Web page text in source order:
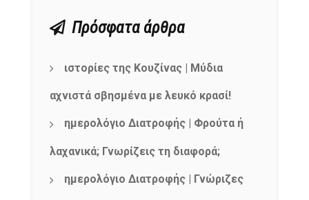
Πρόσφατα άρθρα
ιστορίες της Κουζίνας | Μύδια
αχνιστά σβησμένα με λευκό κρασί!
ημερολόγιο Διατροφής | Φρούτα ή
λαχανικά; Γνωρίζεις τη διαφορά;
ημερολόγιο Διατροφής | Γνώριζες